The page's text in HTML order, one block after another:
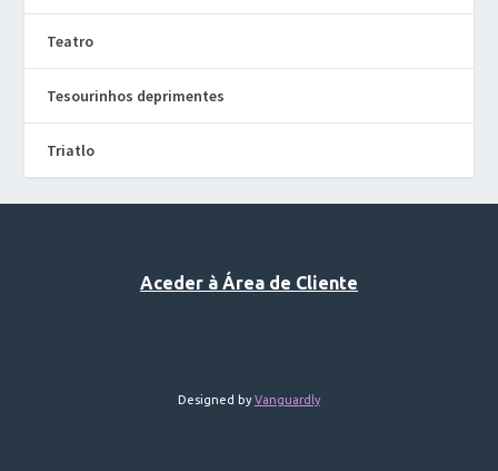
Teatro
Tesourinhos deprimentes
Triatlo
Aceder à Área de Cliente
Designed byVanguardly